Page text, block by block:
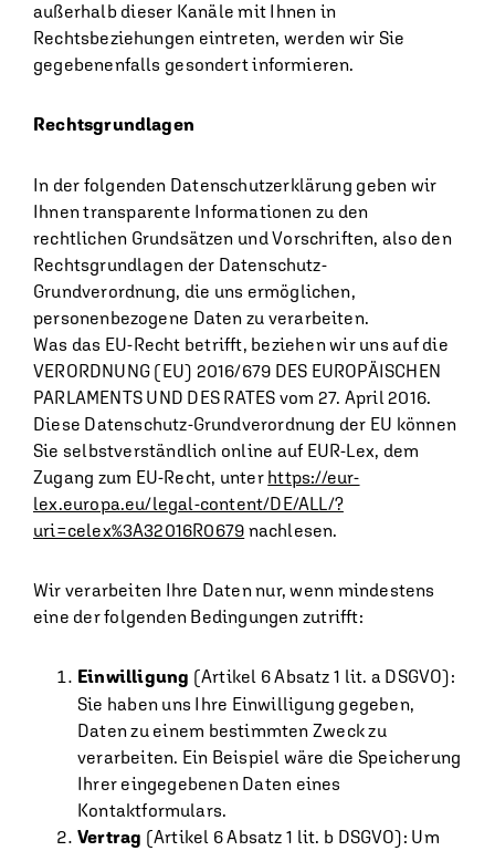
außerhalb dieser Kanäle mit Ihnen in
Rechtsbeziehungen eintreten, werden wir Sie
gegebenenfalls gesondert informieren.
Rechtsgrundlagen
In der folgenden Datenschutzerklärung geben wir
Ihnen transparente Informationen zu den
rechtlichen Grundsätzen und Vorschriften, also den
Rechtsgrundlagen der Datenschutz-
Grundverordnung, die uns ermöglichen,
personenbezogene Daten zu verarbeiten.
Was das EU-Recht betrifft, beziehen wir uns auf die
VERORDNUNG (EU) 2016/679 DES EUROPÄISCHEN
PARLAMENTS UND DES RATES vom 27. April 2016.
Diese Datenschutz-Grundverordnung der EU können
Sie selbstverständlich online auf EUR-Lex, dem
Zugang zum EU-Recht, unter https://eur-
lex.europa.eu/legal-content/DE/ALL/?
uri=celex%3A32016R0679 nachlesen.
Wir verarbeiten Ihre Daten nur, wenn mindestens
eine der folgenden Bedingungen zutrifft:
Einwilligung (Artikel 6 Absatz 1 lit. a DSGVO):
Sie haben uns Ihre Einwilligung gegeben,
Daten zu einem bestimmten Zweck zu
verarbeiten. Ein Beispiel wäre die Speicherung
Ihrer eingegebenen Daten eines
Kontaktformulars.
Vertrag (Artikel 6 Absatz 1 lit. b DSGVO): Um